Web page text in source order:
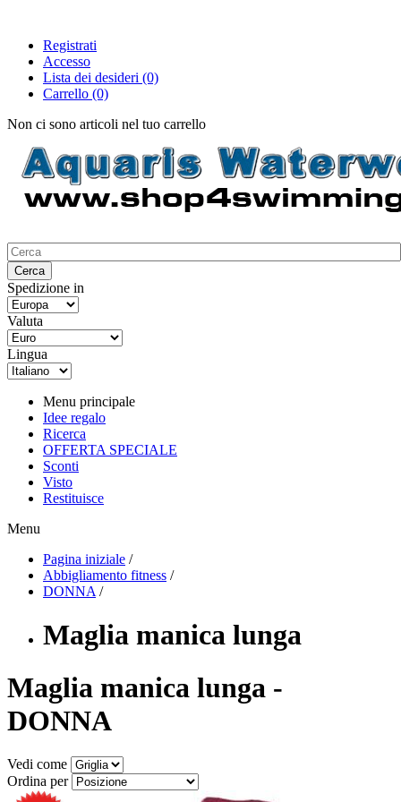
Registrati
Accesso
Lista dei desideri (0)
Carrello (0)
Non ci sono articoli nel tuo carrello
Spedizione in
Valuta
Lingua
Menu principale
Idee regalo
Ricerca
OFFERTA SPECIALE
Sconti
Visto
Restituisce
Menu
Pagina iniziale /
Abbigliamento fitness /
DONNA /
Maglia manica lunga
Maglia manica lunga -
DONNA
Vedi come
Ordina per